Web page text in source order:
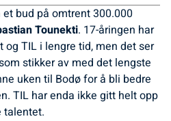
bud på omtrent 300.000
Tounekti. 17-åringen har
TIL i lengre tid, men det ser
stikker av med det lengste
uken til Bodø for å bli bedre
TIL har enda ikke gitt helt opp
talentet.